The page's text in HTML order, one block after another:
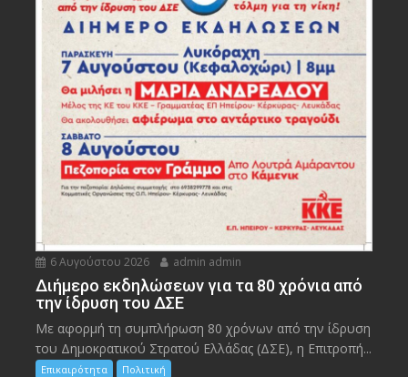
6 Αυγούστου 2026 admin admin
Διήμερο εκδηλώσεων για τα 80 χρόνια από
την ίδρυση του ΔΣΕ
Με αφορμή τη συμπλήρωση 80 χρόνων από την ίδρυση
του Δημοκρατικού Στρατού Ελλάδας (ΔΣΕ), η Επιτροπή...
Επικαιρότητα Πολιτική